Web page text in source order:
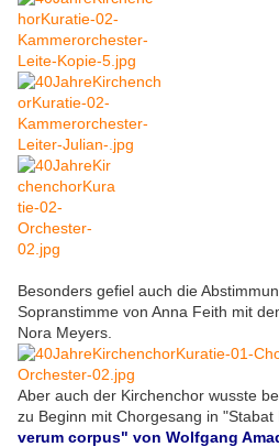
Besonders gefiel auch die
Sopranstimme von Anna Feith mit
Nora Meyers.
Aber auch der Kirchenchor wusste
zu Beginn mit Chorgesang in
verum corpus" von Wolfgang